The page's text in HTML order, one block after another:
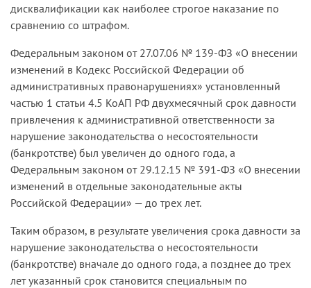
дисквалификации как наиболее строгое наказание по
сравнению со штрафом.
Федеральным законом от 27.07.06 № 139-ФЗ «О внесении
изменений в Кодекс Российской Федерации об
административных правонарушениях» установленный
частью 1 статьи 4.5 КоАП РФ двухмесячный срок давности
привлечения к административной ответственности за
нарушение законодательства о несостоятельности
(банкротстве) был увеличен до одного года, а
Федеральным законом от 29.12.15 № 391-ФЗ «О внесении
изменений в отдельные законодательные акты
Российской Федерации» — до трех лет.
Таким образом, в результате увеличения срока давности за
нарушение законодательства о несостоятельности
(банкротстве) вначале до одного года, а позднее до трех
лет указанный срок становится специальным по